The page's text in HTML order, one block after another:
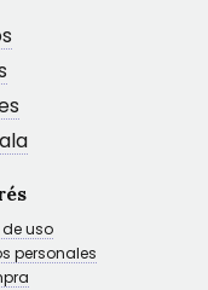
uso
personales